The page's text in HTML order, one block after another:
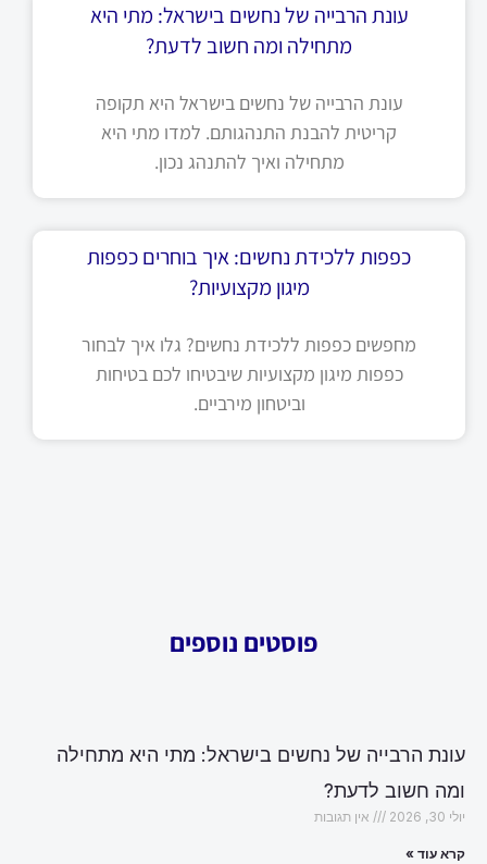
עונת הרבייה של נחשים בישראל: מתי היא
מתחילה ומה חשוב לדעת?
עונת הרבייה של נחשים בישראל היא תקופה
קריטית להבנת התנהגותם. למדו מתי היא
מתחילה ואיך להתנהג נכון.
כפפות ללכידת נחשים: איך בוחרים כפפות
מיגון מקצועיות?
מחפשים כפפות ללכידת נחשים? גלו איך לבחור
כפפות מיגון מקצועיות שיבטיחו לכם בטיחות
וביטחון מירביים.
פוסטים נוספים
עונת הרבייה של נחשים בישראל: מתי היא מתחילה
ומה חשוב לדעת?
יולי 30, 2026 אין תגובות
קרא עוד »